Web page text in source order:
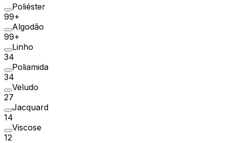
Poliéster
99+
Algodão
99+
Linho
34
Poliamida
34
Veludo
27
Jacquard
14
Viscose
12